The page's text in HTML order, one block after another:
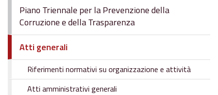
Piano Triennale per la Prevenzione della
Corruzione e della Trasparenza
Atti generali
Riferimenti normativi su organizzazione e attività
Atti amministrativi generali